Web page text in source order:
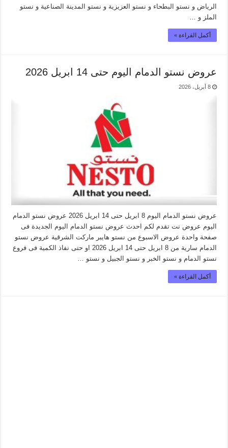
الرياض و نستو البطحاء و نستو العزيزية و نستو المدينة الصناعية و نستو
الملز و …
أكمل القراءة »
عروض نستو الدمام اليوم حتى 14 ابريل 2026
8 أبريل، 2026
عروض نستو الدمام اليوم 8 ابريل حتى 14 ابريل 2026 عروض نستو الدمام
اليوم عروض نت تقدم لكم احدث عروض نستو الدمام اليوم الجديدة فى
صفحة واحدة عروض الاسبوع من نستو هايبر ماركت الشرقية عروض نستو
الدمام سارية من 8 ابريل حتى 14 ابريل 2026 او حتى نفاذ الكمية فى فروع
نستو الدمام و نستو الخبر و نستو الجبيل و نستو …
أكمل القراءة »